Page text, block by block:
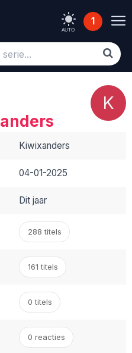
AUTO
1
K
Kiwixanders
04-01-2025
Dit jaar
288 titels
161 titels
0 titels
0 reacties